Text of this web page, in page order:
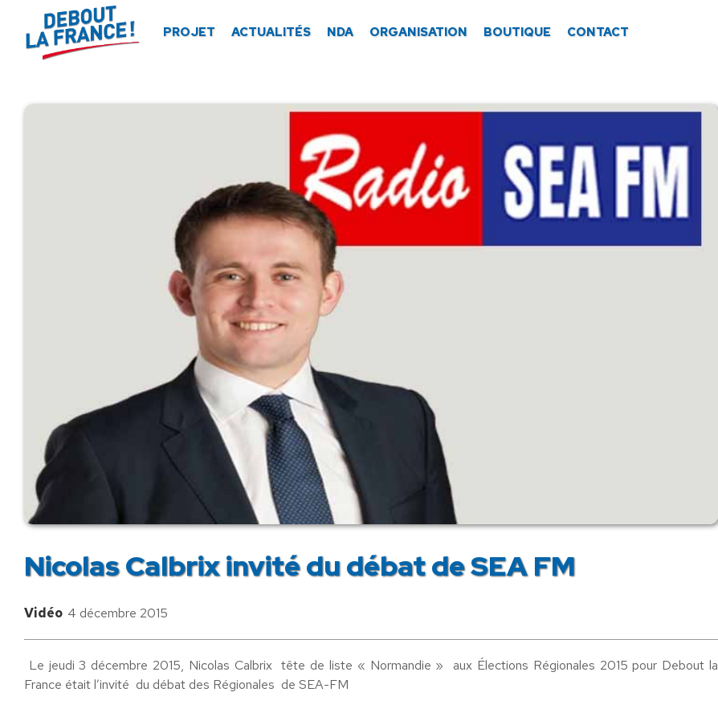
PROJET ACTUALITÉS NDA ORGANISATION BOUTIQUE CONTACT
Nicolas Calbrix invité du débat de SEA FM
Vidéo 4 décembre 2015
Le jeudi 3 décembre 2015, Nicolas Calbrix tête de liste « Normandie » aux Élections Régionales 2015 pour Debout la
France était l’invité du débat des Régionales de SEA-FM
Panneau de gestion des cookies